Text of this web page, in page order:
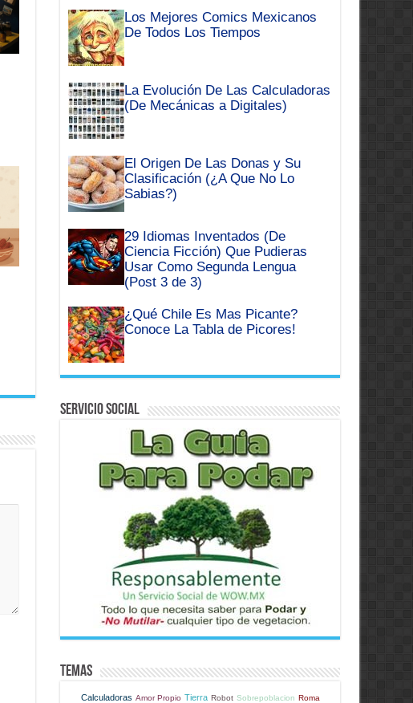
Los Mejores Comics Mexicanos
De Todos Los Tiempos
La Evolución De Las Calculadoras
(De Mecánicas a Digitales)
El Origen De Las Donas y Su
Clasificación (¿A Que No Lo
Sabias?)
29 Idiomas Inventados (De
Ciencia Ficción) Que Pudieras
Usar Como Segunda Lengua
(Post 3 de 3)
¿Qué Chile Es Mas Picante?
Conoce La Tabla de Picores!
Servicio Social
Temas
Calculadoras Amor Propio Tierra Robot Sobrepoblacion Roma